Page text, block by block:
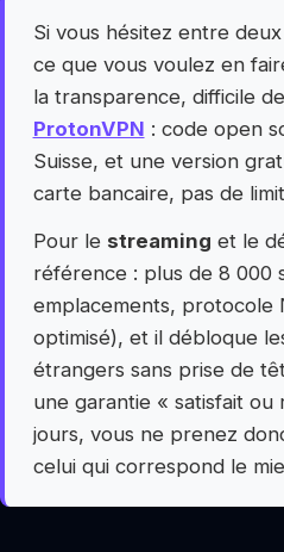
Si vous hésitez entre
ce que vous voulez en
la transparence, difficile
ProtonVPN : code open
Suisse, et une version
carte bancaire, pas de
Pour le streaming et le
référence : plus de 8 000
emplacements, protocole
optimisé), et il débloque
étrangers sans prise de
une garantie « satisfait
jours, vous ne prenez
celui qui correspond le